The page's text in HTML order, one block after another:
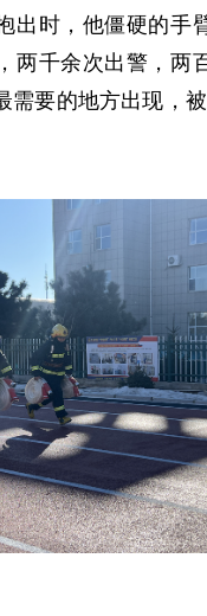
出时，他僵硬的手
两千余次出警，两
需要的地方出现，